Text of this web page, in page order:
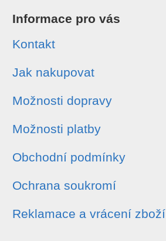
Informace pro vás
Kontakt
Jak nakupovat
Možnosti dopravy
Možnosti platby
Obchodní podmínky
Ochrana soukromí
Reklamace a vrácení zboží